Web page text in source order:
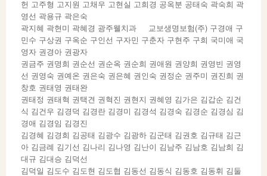
헌 고주형 고지원 고채우 고현실 고희경 공옥분 공태숙 곽숙희 곽
영선 곽용규 곽은숙
곽지혜 곽현미 곽혜경 광주웰치과 교보생명보험(주) 구경애 구
민수 구상권 구옥순 구인선 구자민 구춘자 구현주 구희 국미애 국
영자 권경아 권광자
권금주 권명희 권순선 권순옥 권순희 권애원 권양희 권영빈 권영
선 권영숙 권예온 권은숙 권은혜 권인숙 권정순 권주미 권진희 권
창호 권태영 권태완
권태정 권태혁 권택견 권혁진 권현지 권혜영 김가은 김갑순 김건
식 김건우 김경덕 김경란 김경미 김경석 김경숙 김경순 김경심 김
경애 김경임 김경진
김경혜 김경희 김공태 김광수 김광하 김군태 김권호 김규태 김근
아 김금례 김기선 김나리 김나영 김난이 김남주 김남호 김남희 김
대규 김대승 김덕선
김덕일 김도수 김도현 김도협 김동선 김동식 김동호 김동휘 김둘